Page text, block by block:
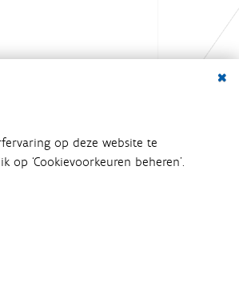
op deze website te
‘Cookievoorkeuren beheren’.